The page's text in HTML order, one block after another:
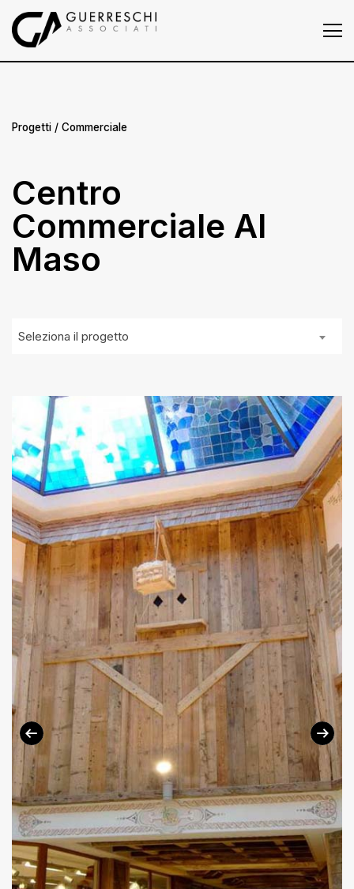
Homepage
Progetti
News
Contatti
Progetti / Commerciale
Centro
Commerciale Al
Maso
Seleziona il progetto